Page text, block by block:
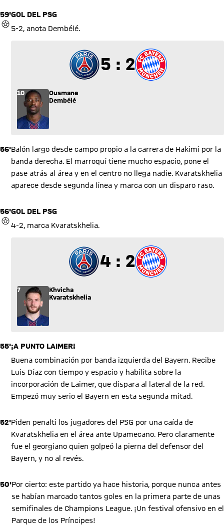
59'
GOL
GOL DEL PSG
5-2, anota Dembélé.
5 a 2
5 : 2
10
Ousmane
Dembélé
56'Balón largo desde campo propio a la carrera de Hakimi por la
banda derecha. El marroquí tiene mucho espacio, pone el
pase atrás al área y en el centro no llega nadie. Kvaratskhelia
aparece desde segunda línea y marca con un disparo raso.
56'
GOL
GOL DEL PSG
4-2, marca Kvaratskhelia.
4 a 2
4 : 2
7
Khvicha
Kvaratskhelia
55'¡A PUNTO LAIMER!
Buena combinación por banda izquierda del Bayern. Recibe
Luis Díaz con tiempo y espacio y habilita sobre la
incorporación de Laimer, que dispara al lateral de la red.
Empezó muy serio el Bayern en esta segunda mitad.
52'Piden penalti los jugadores del PSG por una caída de
Kvaratskhelia en el área ante Upamecano. Pero claramente
fue el georgiano quien golpeó la pierna del defensor del
Bayern, y no al revés.
50'Por cierto: este partido ya hace historia, porque nunca antes
se habían marcado tantos goles en la primera parte de unas
semifinales de Champions League. ¡Un festival ofensivo en el
Parque de los Príncipes!